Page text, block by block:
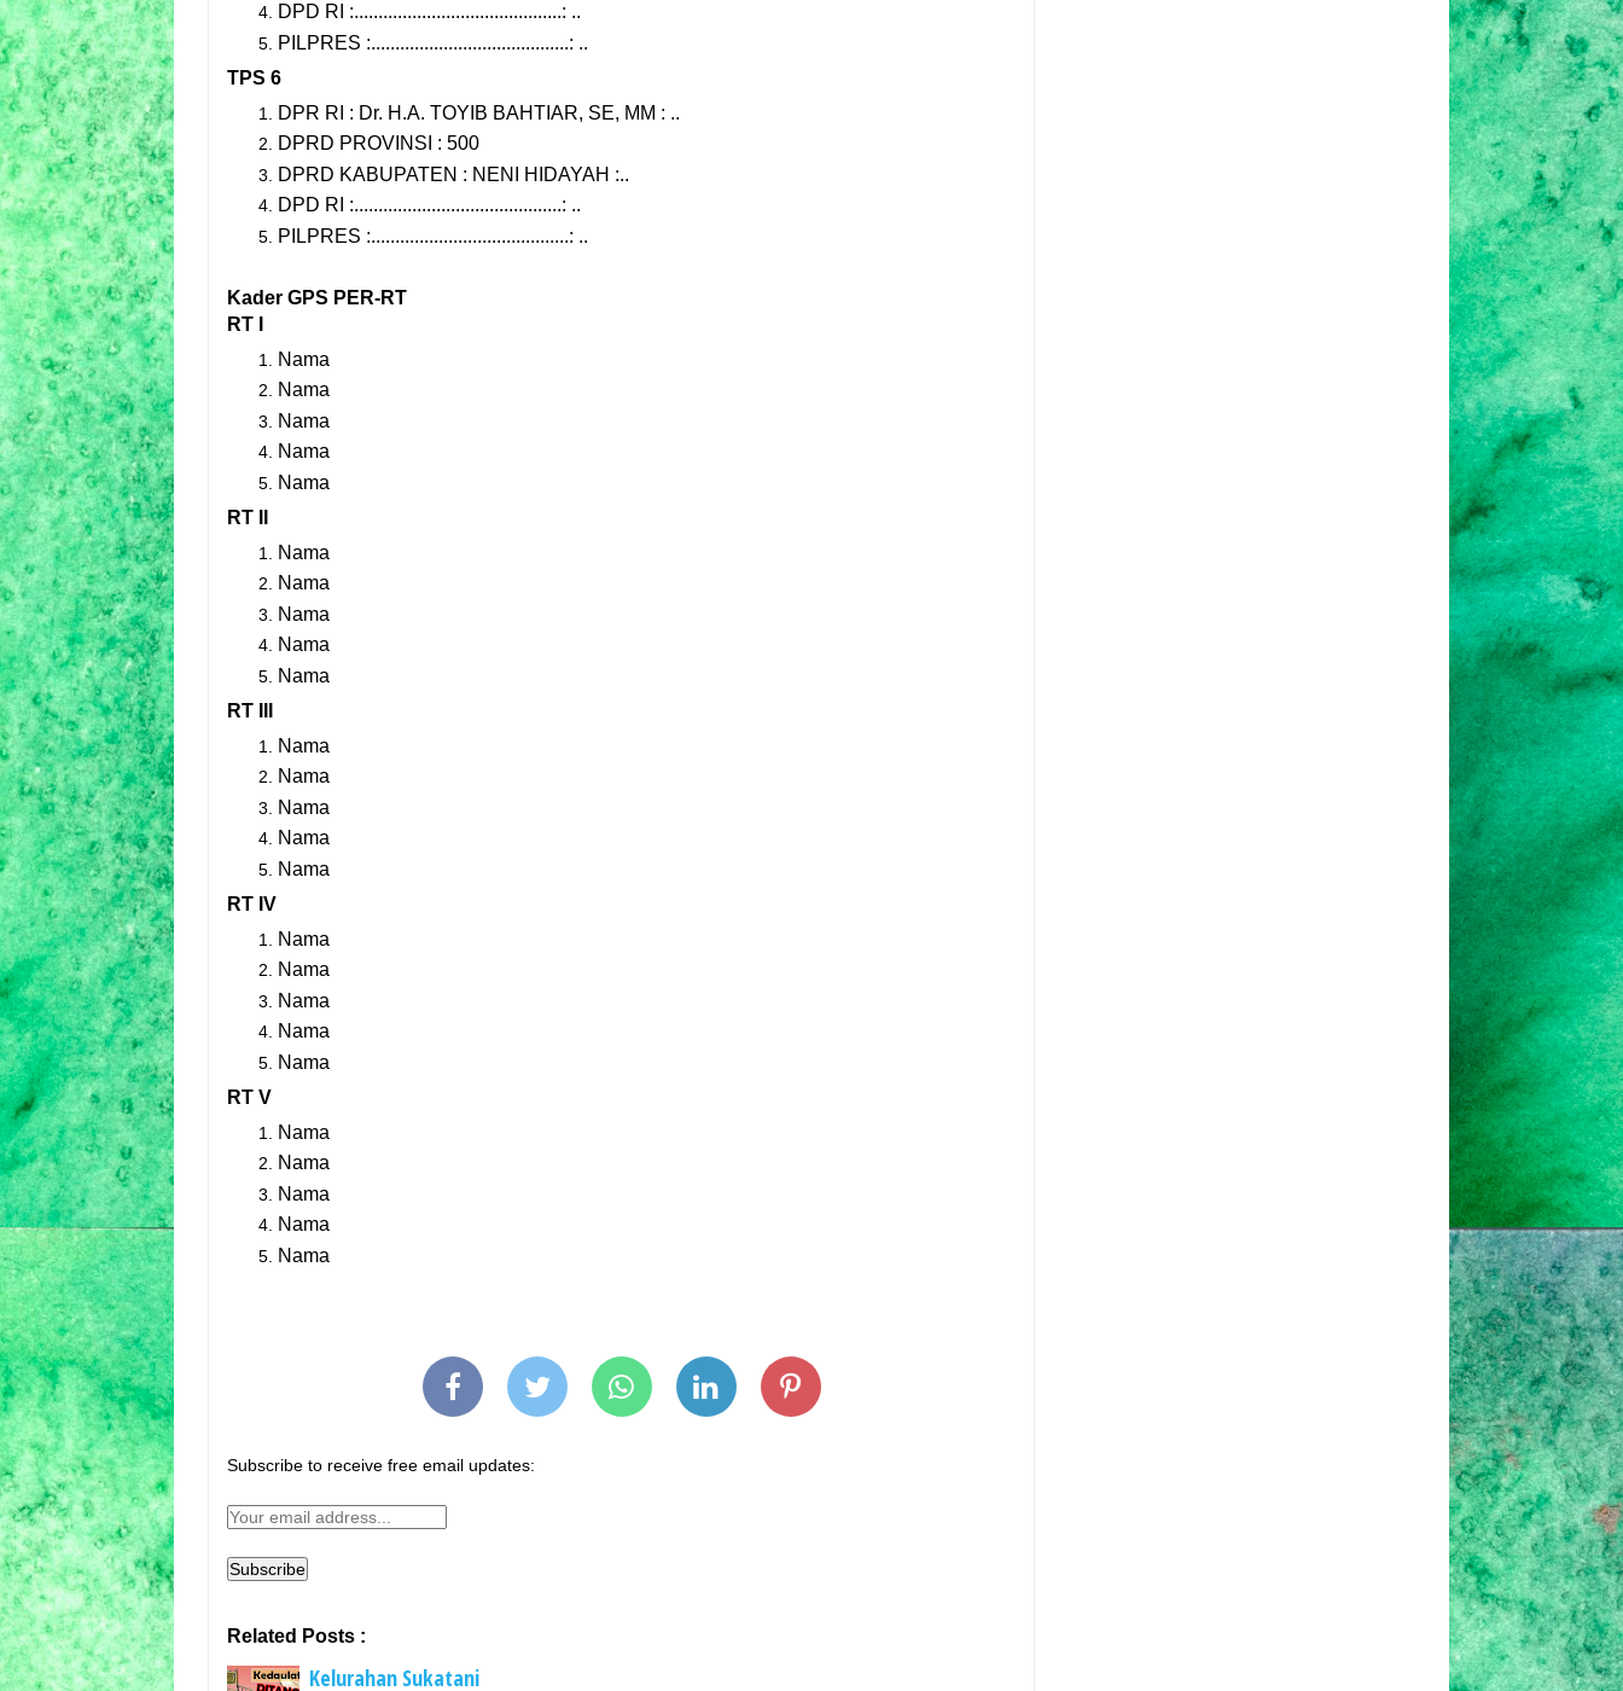
DPD RI :...........................................: ..
PILPRES :.........................................: ..
TPS 6
DPR RI : Dr. H.A. TOYIB BAHTIAR, SE, MM : ..
DPRD PROVINSI : 500
DPRD KABUPATEN : NENI HIDAYAH :..
DPD RI :...........................................: ..
PILPRES :.........................................: ..
Kader GPS PER-RT
RT I
Nama
Nama
Nama
Nama
Nama
RT II
Nama
Nama
Nama
Nama
Nama
RT III
Nama
Nama
Nama
Nama
Nama
RT IV
Nama
Nama
Nama
Nama
Nama
RT V
Nama
Nama
Nama
Nama
Nama
Subscribe to receive free email updates:
Related Posts :
Kelurahan Sukatani